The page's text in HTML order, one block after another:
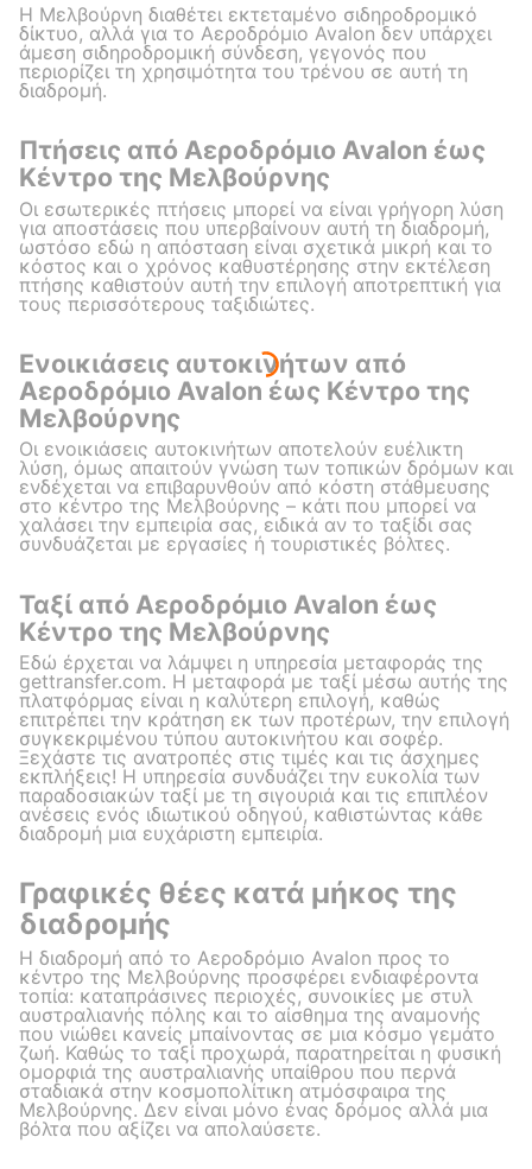
Η Μελβούρνη διαθέτει εκτεταμένο σιδηροδρομικό
δίκτυο, αλλά για το Αεροδρόμιο Avalon δεν υπάρχει
άμεση σιδηροδρομική σύνδεση, γεγονός που
περιορίζει τη χρησιμότητα του τρένου σε αυτή τη
διαδρομή.
Πτήσεις από Αεροδρόμιο Avalon έως
Κέντρο της Μελβούρνης
Οι εσωτερικές πτήσεις μπορεί να είναι γρήγορη λύση
για αποστάσεις που υπερβαίνουν αυτή τη διαδρομή,
ωστόσο εδώ η απόσταση είναι σχετικά μικρή και το
κόστος και ο χρόνος καθυστέρησης στην εκτέλεση
πτήσης καθιστούν αυτή την επιλογή αποτρεπτική για
τους περισσότερους ταξιδιώτες.
Ενοικιάσεις αυτοκινήτων από
Αεροδρόμιο Avalon έως Κέντρο της
Μελβούρνης
Οι ενοικιάσεις αυτοκινήτων αποτελούν ευέλικτη
λύση, όμως απαιτούν γνώση των τοπικών δρόμων και
ενδέχεται να επιβαρυνθούν από κόστη στάθμευσης
στο κέντρο της Μελβούρνης – κάτι που μπορεί να
χαλάσει την εμπειρία σας, ειδικά αν το ταξίδι σας
συνδυάζεται με εργασίες ή τουριστικές βόλτες.
Ταξί από Αεροδρόμιο Avalon έως
Κέντρο της Μελβούρνης
Εδώ έρχεται να λάμψει η υπηρεσία μεταφοράς της
gettransfer.com. Η μεταφορά με ταξί μέσω αυτής της
πλατφόρμας είναι η καλύτερη επιλογή, καθώς
επιτρέπει την κράτηση εκ των προτέρων, την επιλογή
συγκεκριμένου τύπου αυτοκινήτου και σοφέρ.
Ξεχάστε τις ανατροπές στις τιμές και τις άσχημες
εκπλήξεις! Η υπηρεσία συνδυάζει την ευκολία των
παραδοσιακών ταξί με τη σιγουριά και τις επιπλέον
ανέσεις ενός ιδιωτικού οδηγού, καθιστώντας κάθε
διαδρομή μια ευχάριστη εμπειρία.
Γραφικές θέες κατά μήκος της
διαδρομής
Η διαδρομή από το Αεροδρόμιο Avalon προς το
κέντρο της Μελβούρνης προσφέρει ενδιαφέροντα
τοπία: καταπράσινες περιοχές, συνοικίες με στυλ
αυστραλιανής πόλης και το αίσθημα της αναμονής
που νιώθει κανείς μπαίνοντας σε μια κόσμο γεμάτο
ζωή. Καθώς το ταξί προχωρά, παρατηρείται η φυσική
ομορφιά της αυστραλιανής υπαίθρου που περνά
σταδιακά στην κοσμοπολίτικη ατμόσφαιρα της
Μελβούρνης. Δεν είναι μόνο ένας δρόμος αλλά μια
βόλτα που αξίζει να απολαύσετε.